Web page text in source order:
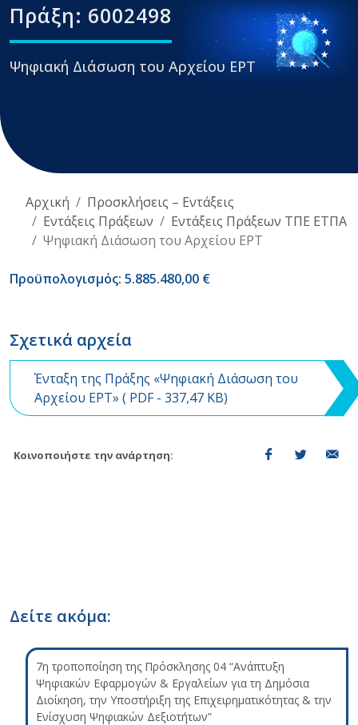
Πράξη: 6002498
Ψηφιακή Διάσωση του Αρχείου ΕΡΤ
Αρχική
Προσκλήσεις – Εντάξεις
Εντάξεις Πράξεων
Εντάξεις Πράξεων ΤΠΕ ΕΤΠΑ
Ψηφιακή Διάσωση του Αρχείου ΕΡΤ
Προϋπολογισμός: 5.885.480,00 €
Σχετικά αρχεία
Ένταξη της Πράξης «Ψηφιακή Διάσωση του
Αρχείου ΕΡΤ» ( PDF- 337,47 KB)
Κοινοποιήστε την ανάρτηση:
Δείτε ακόμα:
7η τροποποίηση της Πρόσκλησης 04 “Ανάπτυξη
Ψηφιακών Εφαρμογών & Εργαλείων για τη Δημόσια
Διοίκηση, την Υποστήριξη της Επιχειρηματικότητας & την
Ενίσχυση Ψηφιακών Δεξιοτήτων”